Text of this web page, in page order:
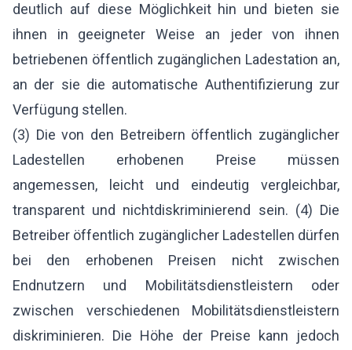
deutlich auf diese Möglichkeit hin und bieten sie
ihnen in geeigneter Weise an jeder von ihnen
betriebenen öffentlich zugänglichen Ladestation an,
an der sie die automatische Authentifizierung zur
Verfügung stellen.
(3) Die von den Betreibern öffentlich zugänglicher
Ladestellen erhobenen Preise müssen
angemessen, leicht und eindeutig vergleichbar,
transparent und nichtdiskriminierend sein. (4) Die
Betreiber öffentlich zugänglicher Ladestellen dürfen
bei den erhobenen Preisen nicht zwischen
Endnutzern und Mobilitätsdienstleistern oder
zwischen verschiedenen Mobilitätsdienstleistern
diskriminieren. Die Höhe der Preise kann jedoch